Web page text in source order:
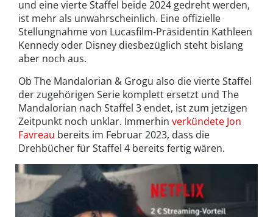
und eine vierte Staffel beide 2024 gedreht werden,
ist mehr als unwahrscheinlich. Eine offizielle
Stellungnahme von Lucasfilm-Präsidentin Kathleen
Kennedy oder Disney diesbezüglich steht bislang
aber noch aus.
Ob The Mandalorian & Grogu also die vierte Staffel
der zugehörigen Serie komplett ersetzt und The
Mandalorian nach Staffel 3 endet, ist zum jetzigen
Zeitpunkt noch unklar. Immerhin verkündete Jon
Favreau bereits im Februar 2023, dass die
Drehbücher für Staffel 4 bereits fertig wären.